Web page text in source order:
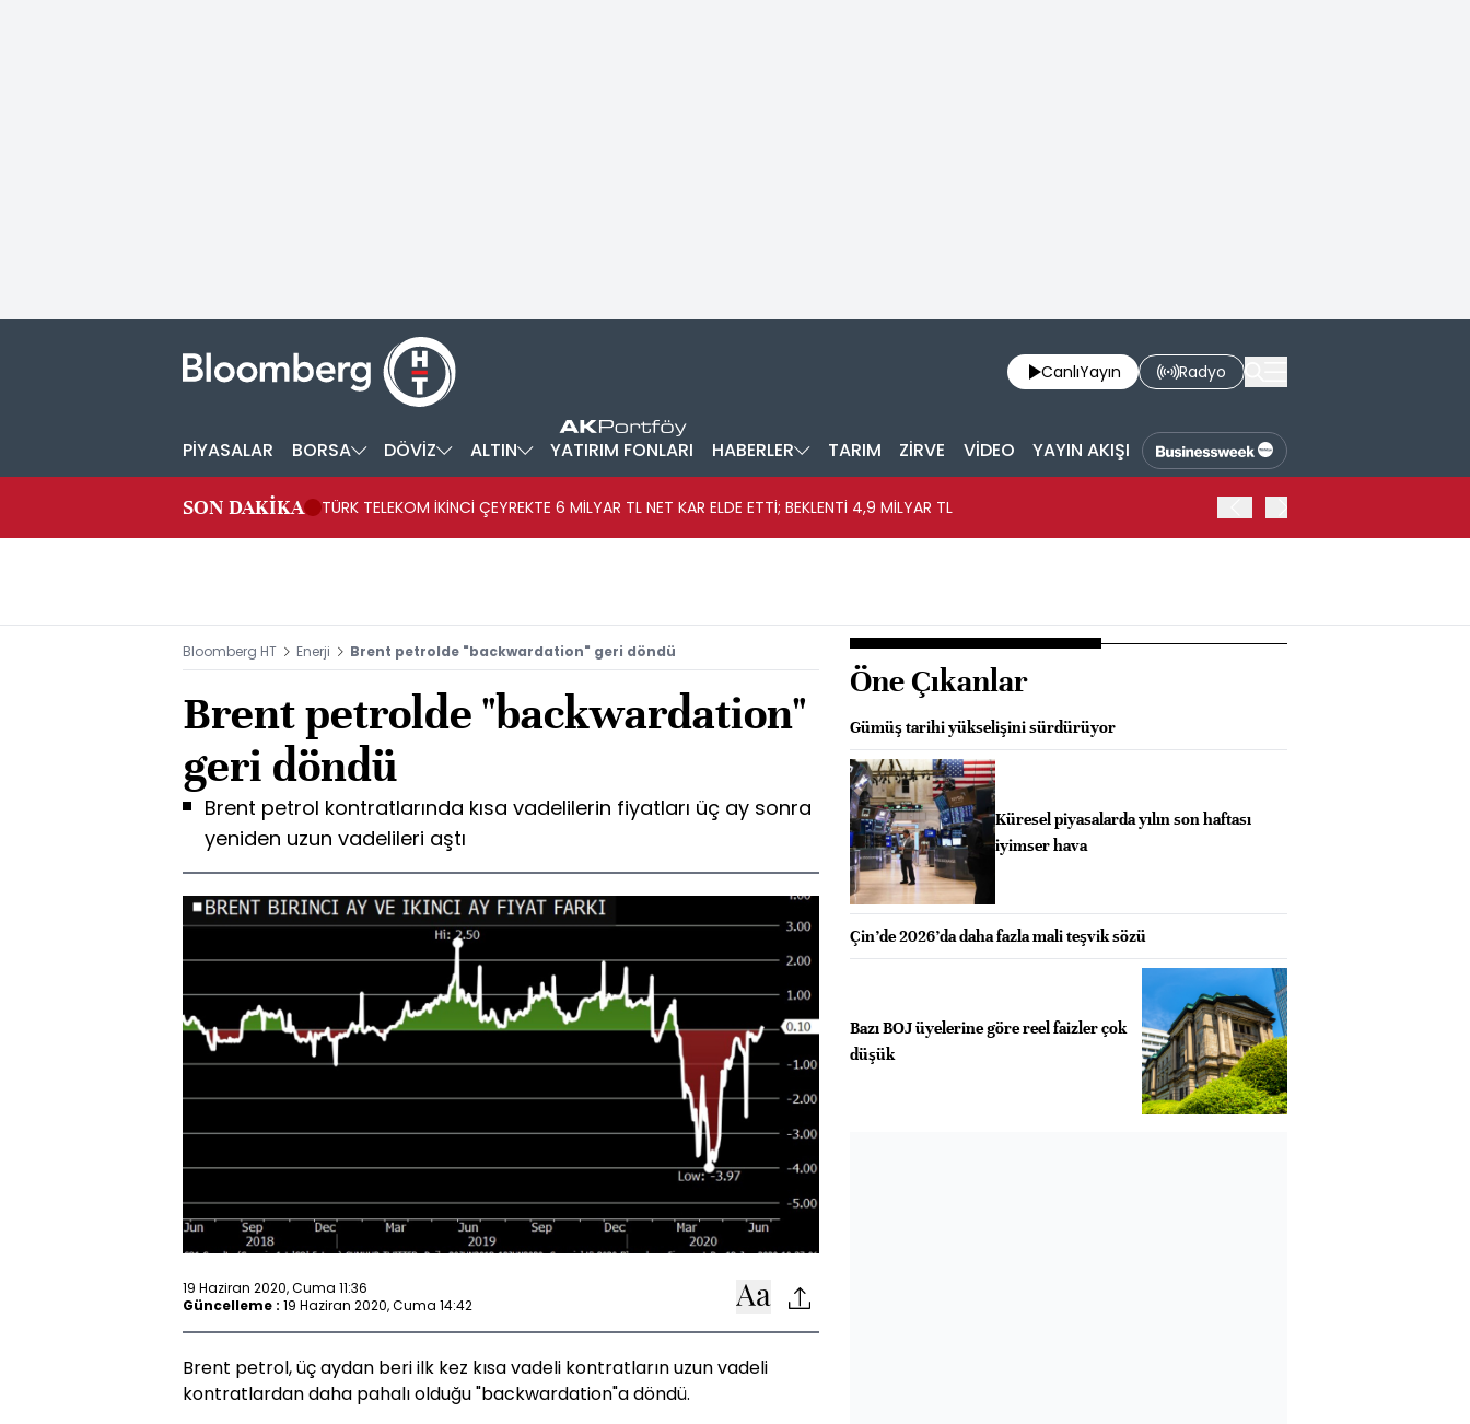
CanlıYayın Radyo
PİYASALAR BORSA DÖVİZ ALTIN YATIRIM FONLARI HABERLER TARIM ZİRVE VİDEO YAYIN AKIŞI
SON DAKİKA TÜRK TELEKOM İKİNCİ ÇEYREKTE 6 MİLYAR TL NET KAR ELDE ETTİ; BEKLENTİ 4,9 MİLYAR TL
Bloomberg HT Enerji Brent petrolde "backwardation" geri döndü
Brent petrolde "backwardation"
geri döndü
Brent petrol kontratlarında kısa vadelilerin fiyatları üç ay sonra
yeniden uzun vadelileri aştı
19 Haziran 2020, Cuma 11:36
Güncelleme : 19 Haziran 2020, Cuma 14:42
Brent petrol, üç aydan beri ilk kez kısa vadeli kontratların uzun vadeli
kontratlardan daha pahalı olduğu "backwardation"a döndü.
Öne Çıkanlar
Gümüş tarihi yükselişini sürdürüyor
Küresel piyasalarda yılın son haftası
iyimser hava
Çin’de 2026’da daha fazla mali teşvik sözü
Bazı BOJ üyelerine göre reel faizler çok
düşük